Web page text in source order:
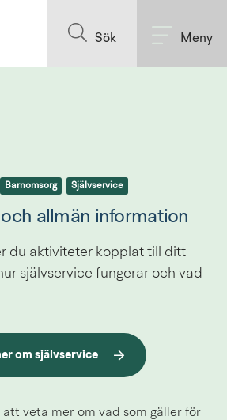
Sök Meny
Barnomsorg Självservice
och allmän information
du aktiviteter kopplat till ditt
självservice fungerar och vad
om självservice
veta mer om vad som gäller för